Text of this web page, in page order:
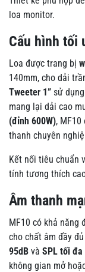
loa monitor.
Cấu hình tối
Loa được trang bị
140mm, cho dải
Tweeter 1” sử
mang lại dải cao
(đỉnh 600W),
thanh chuyên
Kết nối tiêu chuẩn
tính tương thích
Âm thanh
MF10 có khả năng
cho chất âm đầy
95dB và SPL tối đa
không gian mở